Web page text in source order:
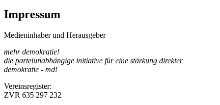
Impressum
Medieninhaber und Herausgeber
mehr demokratie!
die parteiunabhängige initiative für eine stärkung direkter
demokratie - md!
Vereinsregister:
ZVR 635 297 232